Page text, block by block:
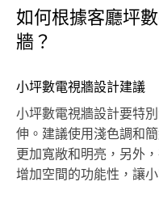
如何根據客廳坪
牆？
小坪數電視牆設計建議
小坪數電視牆設計要特
伸。建議使用淺色調和
更加寬敞和明亮，另外
增加空間的功能性，讓